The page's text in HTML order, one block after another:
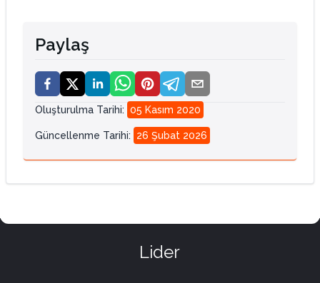
Paylaş
Oluşturulma Tarihi: 05 Kasım 2020
Güncellenme Tarihi: 26 Şubat 2026
Lider